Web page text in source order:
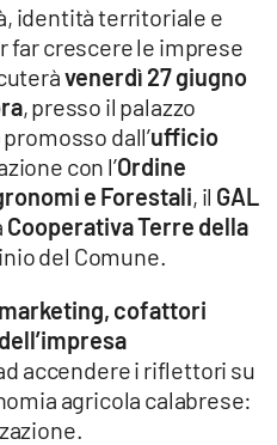
identità territoriale e
far crescere le imprese
venerdì 27 giugno
, presso il palazzo
dall’ufficio
con l’Ordine
e Forestali, il GAL
Cooperativa Terre della
del Comune.
marketing, cofattori
accendere i riflettori su
agricola calabrese: